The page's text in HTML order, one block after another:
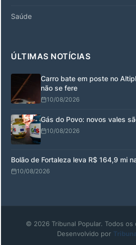
Saúde
ÚLTIMAS NOTÍCIAS
Carro bate em poste no
não se fere
10/08/2026
Gás do Povo: novos vales
10/08/2026
Bolão de Fortaleza leva R$ 164,9 mi
10/08/2026
© 2026 Tribunal Popular. Todos os
Desenvolvido por